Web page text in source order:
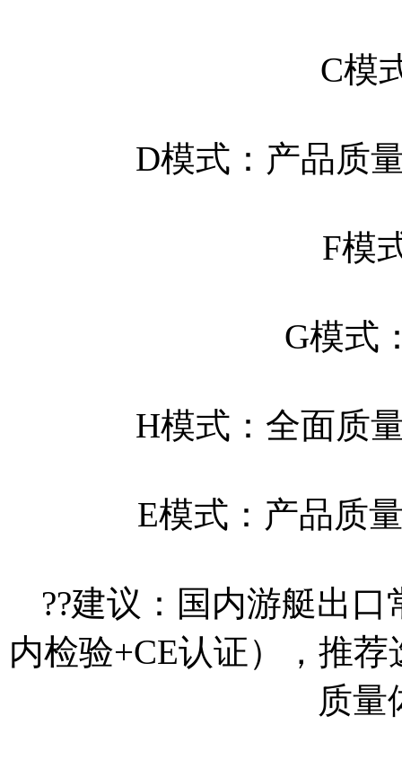
C模
D模式：产品质
F模
G模式
H模式：全面质
E模式：产品质
??建议：国内游艇出
内检验+CE认证），推
质量